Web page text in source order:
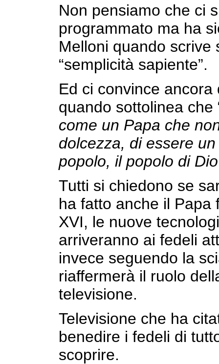
Non pensiamo che ci
programmato ma ha
Melloni quando scrive
“semplicità sapiente”.
Ed ci convince
quando sottolinea che
come un Papa che
dolcezza, di essere
popolo, il popolo di
Tutti si chiedono se
ha fatto anche il Papa
XVI, le nuove
arriveranno ai fedeli
invece seguendo la
riaffermerà il ruolo
televisione.
Televisione che ha
benedire i fedeli di
scoprire.